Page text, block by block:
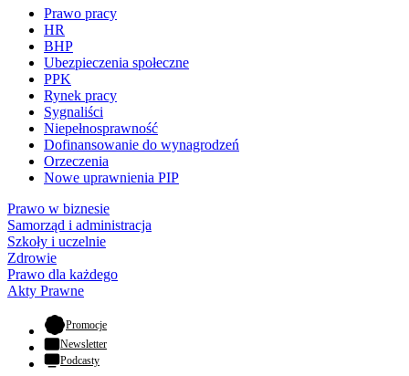
Prawo pracy
HR
BHP
Ubezpieczenia społeczne
PPK
Rynek pracy
Sygnaliści
Niepełnosprawność
Dofinansowanie do wynagrodzeń
Orzeczenia
Nowe uprawnienia PIP
Prawo w biznesie
Samorząd i administracja
Szkoły i uczelnie
Zdrowie
Prawo dla każdego
Akty Prawne
Promocje- otwiera się w nowej karcie
Newsletter
Podcasty